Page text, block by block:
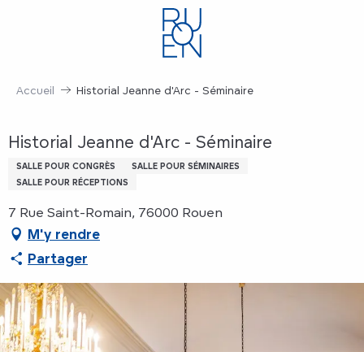
Accueil Historial Jeanne d'Arc - Séminaire
Historial Jeanne d'Arc - Séminaire
SALLE POUR CONGRÈS
SALLE POUR SÉMINAIRES
SALLE POUR RÉCEPTIONS
7 Rue Saint-Romain, 76000 Rouen
M'y rendre
Partager